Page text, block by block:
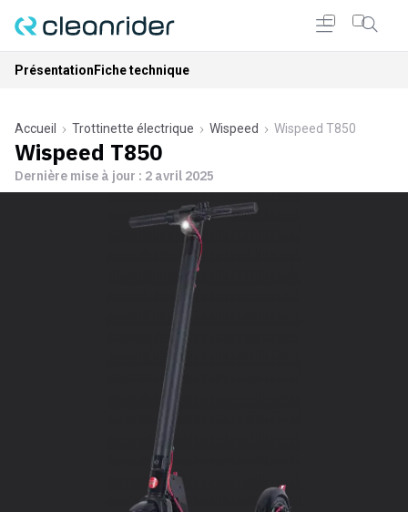
Présentation Fiche technique
Accueil Trottinette électrique Wispeed Wispeed T850
Wispeed T850
Dernière mise à jour : 2 avril 2025